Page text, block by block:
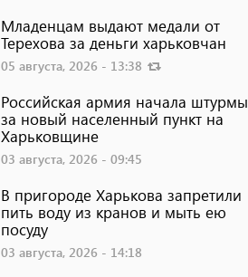
Младенцам выдают медали от
Терехова за деньги харьковчан
05 августа, 2026 - 13:38
Российская армия начала штурмы
за новый населенный пункт на
Харьковщине
03 августа, 2026 - 09:45
В пригороде Харькова запретили
пить воду из кранов и мыть ею
посуду
03 августа, 2026 - 14:18